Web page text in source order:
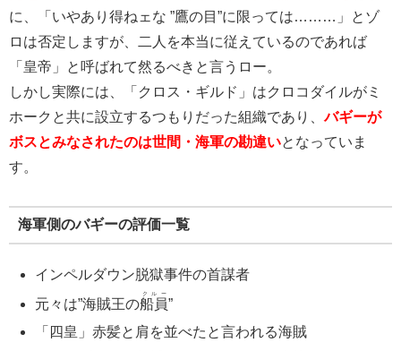
に、「いやあり得ねェな ”鷹の目”に限っては………」とゾ
ロは否定しますが、二人を本当に従えているのであれば
「皇帝」と呼ばれて然るべきと言うロー。
しかし実際には、「クロス・ギルド」はクロコダイルがミ
ホークと共に設立するつもりだった組織であり、バギーが
ボスとみなされたのは世間・海軍の勘違いとなっていま
す。
海軍側のバギーの評価一覧
インペルダウン脱獄事件の首謀者
元々は”海賊王の船員
クルー
”
「四皇」赤髪と肩を並べたと言われる海賊